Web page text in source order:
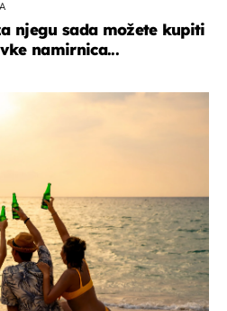
njegu sada možete kupiti
namirnica...